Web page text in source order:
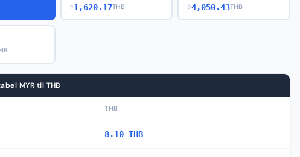
→1,620.17THB →4,050.43THB
MYR til THB
THB
8.10 THB